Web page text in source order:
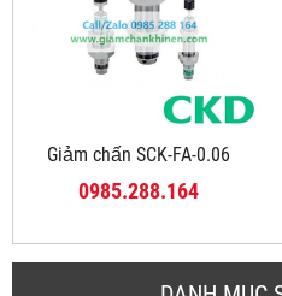
Giảm chấn SCK-FA-0.06
0985.288.164